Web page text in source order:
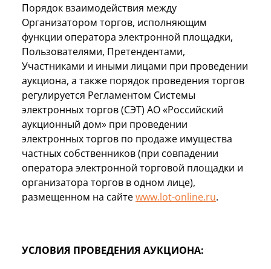
Порядок взаимодействия между
Организатором торгов, исполняющим
функции оператора электронной площадки,
Пользователями, Претендентами,
Участниками и иными лицами при проведении
аукциона, а также порядок проведения торгов
регулируется Регламентом Системы
электронных торгов (СЭТ) АО «Российский
аукционный дом» при проведении
электронных торгов по продаже имущества
частных собственников (при совпадении
оператора электронной торговой площадки и
организатора торгов в одном лице),
размещенном на сайтеwww.lot-online.ru.
УСЛОВИЯ ПРОВЕДЕНИЯ АУКЦИОНА: